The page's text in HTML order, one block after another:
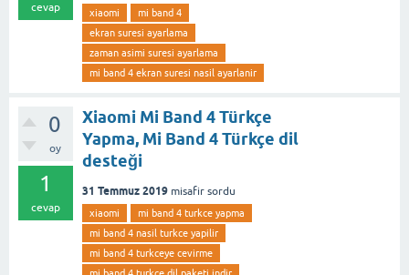
cevap xiaomi
mi band 4
ekran suresi ayarlama
zaman asimi suresi ayarlama
mi band 4 ekran suresi nasil ayarlanir
0
oy
1
cevap
Xiaomi Mi Band 4 Türkçe
Yapma, Mi Band 4 Türkçe dil
desteği
31 Temmuz 2019 misafir sordu
xiaomi
mi band 4 turkce yapma
mi band 4 nasil turkce yapilir
mi band 4 turkceye cevirme